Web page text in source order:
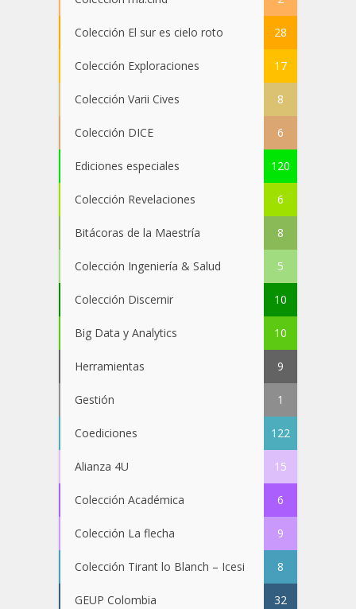
Colección El sur es cielo roto 28
Colección Exploraciones 17
Colección Varii Cives 8
Colección DICE 6
Ediciones especiales 120
Colección Revelaciones 6
Bitácoras de la Maestría 8
Colección Ingeniería & Salud 5
Colección Discernir 10
Big Data y Analytics 10
Herramientas 9
Gestión 1
Coediciones 122
Alianza 4U 15
Colección Académica 6
Colección La flecha 9
Colección Tirant lo Blanch – Icesi 8
GEUP Colombia 32